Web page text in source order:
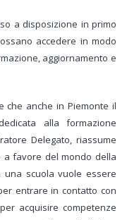
a disposizione in primo
accedere in modo
aggiornamento e
che anche in Piemonte il
alla formazione
Delegato, riassume
a favore del mondo della
scuola vuole essere
entrare in contatto con
acquisire competenze